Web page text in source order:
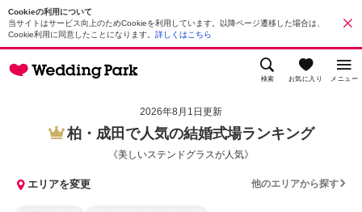
Cookieの利用について
当サイトはサービス向上のためCookieを利用しています。以降ページ遷移した場合は、
Cookie利用に同意したことになります。 詳しくはこちら
検索 お気に入り メニュー
2026年8月1日更新
柏・成田で人気の結婚式場ランキング
《美しいステンドグラスが人気》
エリアを変更 他のエリアから探す